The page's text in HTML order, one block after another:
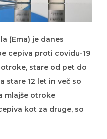
cepiva proti covidu-19
stare od pet do
stare 12 let in več so
mlajše otroke
kot za druge, so